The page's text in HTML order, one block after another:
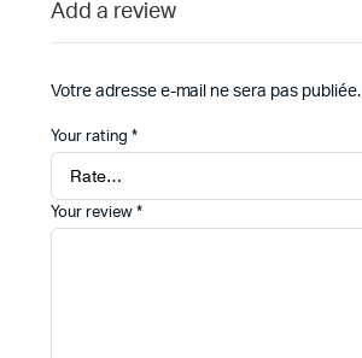
Add a review
Votre adresse e-mail ne sera pas publiée.
Your rating *
Your review *